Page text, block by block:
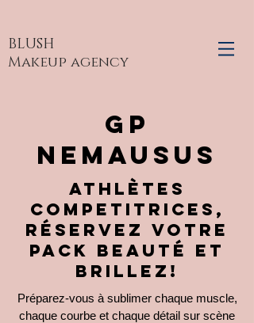
BLUSH
Makeup agency
gp
nemausus
Athlètes
competitrices,
réservez votre
pack beauté et
brillez!
Préparez-vous à sublimer chaque muscle,
chaque courbe et chaque détail sur scène